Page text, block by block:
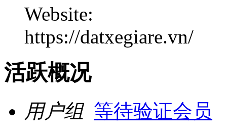
Website:
https://datxegiare.vn/
活跃概况
用户组 等待验证会员